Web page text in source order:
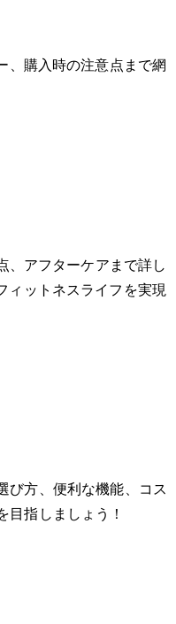
、購入時の注意点まで網
、アフターケアまで詳し
ィットネスライフを実現
び方、便利な機能、コス
目指しましょう！